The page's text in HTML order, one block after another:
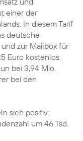
einer der
In diesem Tarif
deutsche
zur Mailbox für
Euro kostenlos.
bei 3,94 Mio.
bei den
sich positiv:
um 46 Tsd.